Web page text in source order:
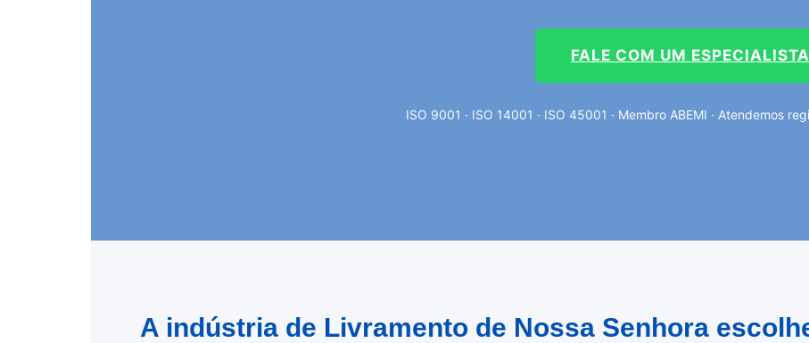
FALE COM UM ESPECIALISTA
ISO 9001 · ISO 14001 · ISO 45001 · Membro ABEMI · Atendemos
A indústria de Livramento de Nossa Senhora